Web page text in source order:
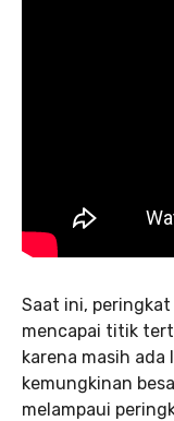
Saat ini,
mencapai titik
karena masih ada
kemungkinan
melampaui